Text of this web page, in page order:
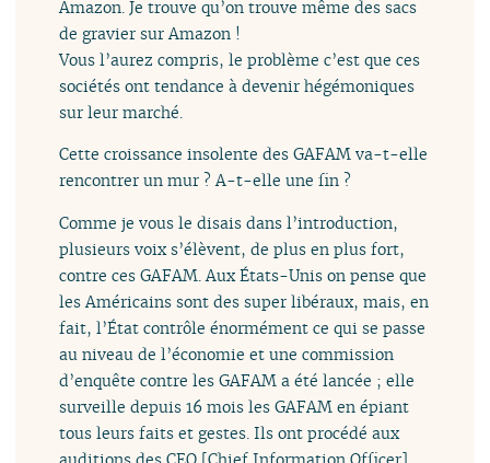
Amazon. Je trouve qu’on trouve même des sacs
de gravier sur Amazon !
Vous l’aurez compris, le problème c’est que ces
sociétés ont tendance à devenir hégémoniques
sur leur marché.
Cette croissance insolente des GAFAM va-t-elle
rencontrer un mur ? A-t-elle une fin ?
Comme je vous le disais dans l’introduction,
plusieurs voix s’élèvent, de plus en plus fort,
contre ces GAFAM. Aux États-Unis on pense que
les Américains sont des super libéraux, mais, en
fait, l’État contrôle énormément ce qui se passe
au niveau de l’économie et une commission
d’enquête contre les GAFAM a été lancée ; elle
surveille depuis 16 mois les GAFAM en épiant
tous leurs faits et gestes. Ils ont procédé aux